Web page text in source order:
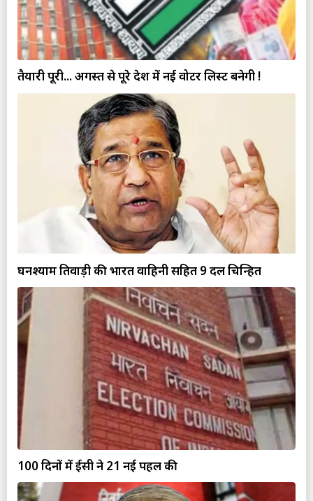
तैयारी पूरी... अगस्त से पूरे देश में नई वोटर लिस्ट बनेगी !
घनश्याम तिवाड़ी की भारत वाहिनी सहित 9 दल चिन्हित
100 दिनों में ईसी ने 21 नई पहल की